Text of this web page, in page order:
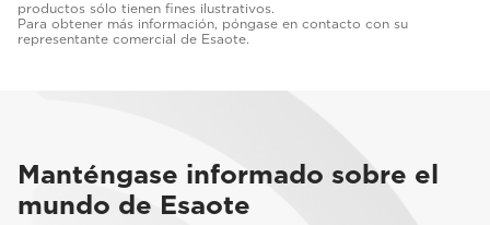
productos sólo tienen fines ilustrativos.
Para obtener más información, póngase en contacto con su
representante comercial de Esaote.
Manténgase informado sobre el
mundo de Esaote